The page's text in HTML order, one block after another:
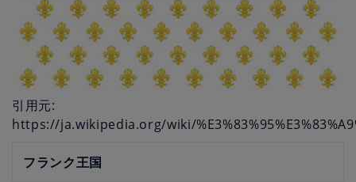
引用元:
https://ja.wikipedia.org/wiki/
フランク王国